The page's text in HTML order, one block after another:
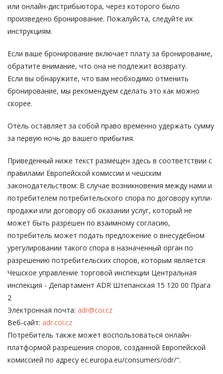
или онлайн-дистрибьютора, через которого было
произведено бронирование. Пожалуйста, следуйте их
инструкциям.
Если ваше бронирование включает плату за бронирование,
обратите внимание, что она не подлежит возврату.
Если вы обнаружите, что вам необходимо отменить
бронирование, мы рекомендуем сделать это как можно
скорее.
Отель оставляет за собой право временно удержать сумму
за первую ночь до вашего прибытия.
Приведенный ниже текст размещен здесь в соответствии с
правилами Европейской комиссии и чешским
законодательством: В случае возникновения между нами и
потребителем потребительского спора по договору купли-
продажи или договору об оказании услуг, который не
может быть разрешен по взаимному согласию,
потребитель может подать предложение о внесудебном
урегулировании такого спора в назначенный орган по
разрешению потребительских споров, которым является
Чешское управление торговой инспекции Центральная
инспекция - Департамент ADR Штепанская 15 120 00 Прага
2
Электронная почта: adr@coi.cz
Веб-сайт: adr.coi.cz
Потребитель также может воспользоваться онлайн-
платформой разрешения споров, созданной Европейской
комиссией по адресу ec.europa.eu/consumers/odr/".